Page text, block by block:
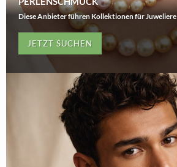
Diese Anbieter führen Kollektionen für Juweliere
JETZT SUCHEN